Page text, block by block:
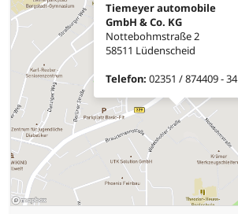
Tiemeyer automobile
GmbH & Co. KG
Nottebohmstraße 2
58511 Lüdenscheid
Telefon: 02351 / 874409 - 34